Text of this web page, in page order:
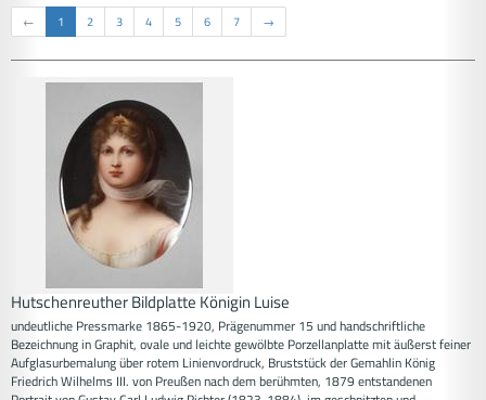
← 1 2 3 4 5 6 7 →
Hutschenreuther Bildplatte Königin Luise
undeutliche Pressmarke 1865-1920, Prägenummer 15 und handschriftliche
Bezeichnung in Graphit, ovale und leichte gewölbte Porzellanplatte mit äußerst feiner
Aufglasurbemalung über rotem Linienvordruck, Bruststück der Gemahlin König
Friedrich Wilhelms III. von Preußen nach dem berühmten, 1879 entstandenen